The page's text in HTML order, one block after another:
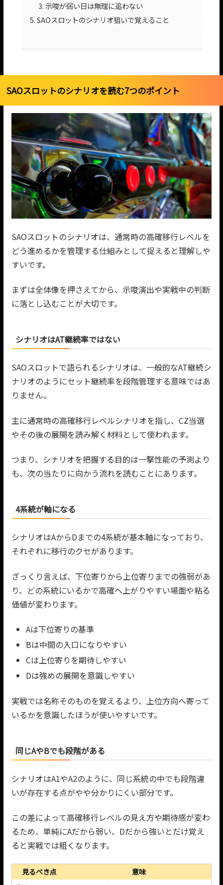
示唆が弱い日は無理に追わない
SAOスロットのシナリオ狙いで覚えること
SAOスロットのシナリオを読む7つのポイント
SAOスロットのシナリオは、通常時の高確移行レベルを
どう進めるかを管理する仕組みとして捉えると理解しや
すいです。
まずは全体像を押さえてから、示唆演出や実戦中の判断
に落とし込むことが大切です。
シナリオはAT継続率ではない
SAOスロットで語られるシナリオは、一般的なAT継続シ
ナリオのようにセット継続率を段階管理する意味ではあ
りません。
主に通常時の高確移行レベルシナリオを指し、CZ当選
やその後の展開を読み解く材料として使われます。
つまり、シナリオを把握する目的は一撃性能の予測より
も、次の当たりに向かう流れを読むことにあります。
4系統が軸になる
シナリオはAからDまでの4系統が基本軸になっており、
それぞれに移行のクセがあります。
ざっくり言えば、下位寄りから上位寄りまでの強弱があ
り、どの系統にいるかで高確へ上がりやすい場面や粘る
価値が変わります。
Aは下位寄りの基準
Bは中間の入口になりやすい
Cは上位寄りを期待しやすい
Dは強めの展開を意識しやすい
実戦では名称そのものを覚えるより、上位方向へ寄って
いるかを意識したほうが使いやすいです。
同じAやBでも段階がある
シナリオはA1やA2のように、同じ系統の中でも段階違
いが存在する点がやや分かりにくい部分です。
この差によって高確移行レベルの見え方や期待感が変わ
るため、単純にAだから弱い、Dだから強いとだけ覚え
ると実戦では粗くなります。
見るべき点 意味